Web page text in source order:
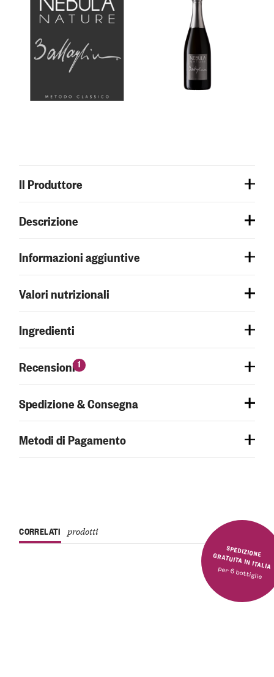
Il Produttore
Descrizione
Informazioni aggiuntive
Valori nutrizionali
Ingredienti
Recensioni1
Spedizione & Consegna
Metodi di Pagamento
SPEDIZIONE GRATUITA IN ITALIA
per 6 bottiglie
CORRELATI prodotti